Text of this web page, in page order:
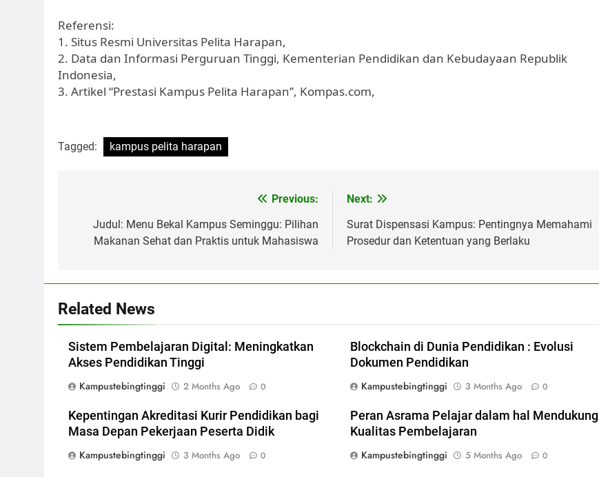
Referensi:
1. Situs Resmi Universitas Pelita Harapan,
2. Data dan Informasi Perguruan Tinggi, Kementerian Pendidikan dan Kebudayaan Republik
Indonesia,
3. Artikel “Prestasi Kampus Pelita Harapan”, Kompas.com,
Tagged: kampus pelita harapan
navigation
Previous:
Judul: Menu Bekal Kampus Seminggu: Pilihan
Makanan Sehat dan Praktis untuk Mahasiswa
Next:
Surat Dispensasi Kampus: Pentingnya Memahami
Prosedur dan Ketentuan yang Berlaku
Related News
Sistem Pembelajaran Digital: Meningkatkan
Akses Pendidikan Tinggi
Kampustebingtinggi
2 Months Ago 0
Blockchain di Dunia Pendidikan : Evolusi
Dokumen Pendidikan
Kampustebingtinggi
3 Months Ago 0
Kepentingan Akreditasi Kurir Pendidikan bagi
Masa Depan Pekerjaan Peserta Didik
Kampustebingtinggi
3 Months Ago 0
Peran Asrama Pelajar dalam hal Mendukung
Kualitas Pembelajaran
Kampustebingtinggi
5 Months Ago 0